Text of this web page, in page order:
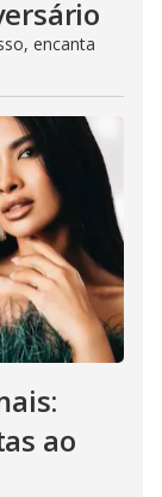
encanta
ao